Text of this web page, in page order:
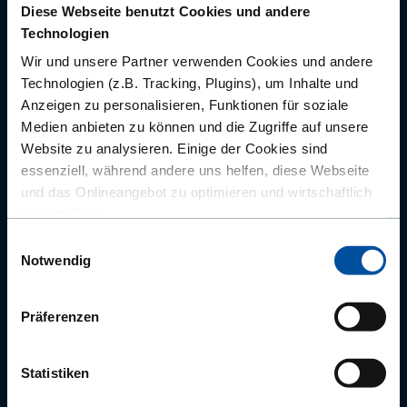
Diese Webseite benutzt Cookies und andere
Technologien
Wir und unsere Partner verwenden Cookies und andere
Technologien (z.B. Tracking, Plugins), um Inhalte und
Anzeigen zu personalisieren, Funktionen für soziale
Medien anbieten zu können und die Zugriffe auf unsere
Website zu analysieren. Einige der Cookies sind
essenziell, während andere uns helfen, diese Webseite
und das Onlineangebot zu optimieren und wirtschaftlich
Außerdem geben wir Informationen zu Ihrer Verwendung
unserer Website an unsere Partner für soziale Medien,
diese Informationen möglicherweise mit weiteren Daten
zusammen, die Sie ihnen bereitgestellt haben oder die
haben. Dabei kann es vorkommen, dass Ihre Daten auch
Notwendig
Präferenzen
Statistiken
Wissenswertes
Karriere
Kontakt
Social Media
LinkedIn